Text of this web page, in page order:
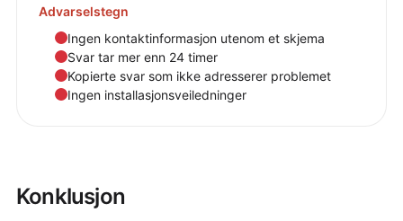
Advarselstegn
Ingen kontaktinformasjon utenom et skjema
Svar tar mer enn 24 timer
Kopierte svar som ikke adresserer problemet
Ingen installasjonsveiledninger
Konklusjon